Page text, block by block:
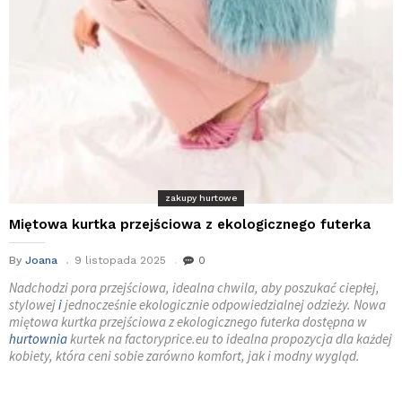
zakupy hurtowe
Miętowa kurtka przejściowa z ekologicznego futerka
By Joana 9 listopada 2025 0
Nadchodzi pora przejściowa, idealna chwila, aby poszukać ciepłej,
stylowejijednocześnie ekologicznie odpowiedzialnej odzieży. Nowa
miętowa kurtka przejściowa z ekologicznego futerka dostępna w
hurtowniakurtek na factoryprice.eu to idealna propozycja dla każdej
kobiety, która ceni sobie zarówno komfort, jak i modny wygląd.